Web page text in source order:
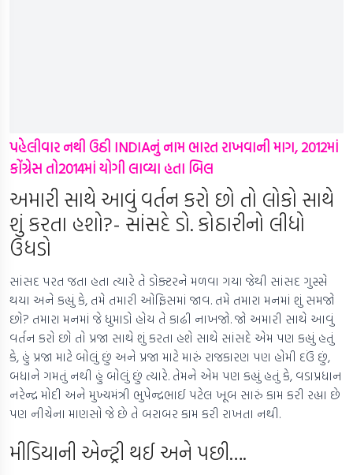
પહેલીવાર નથી ઉઠી INDIAનું નામ ભારત રાખવાની માગ, 2012માં
કોંગ્રેસ તો2014માં યોગી લાવ્યા હતા બિલ
અમારી સાથે આવું વર્તન કરો છો તો લોકો સાથે
શું કરતા હશો?- સાંસદે ડો. કોઠારીનો લીધો
ઉધડો
સાંસદ પરત જતા હતા ત્યારે તે ડોક્ટરને મળવા ગયા જેથી સાંસદ ગુસ્સે
થયા અને કહ્યું કે, તમે તમારી ઓફિસમાં જાવ. તમે તમારા મનમાં શું સમજો
છો? તમારા મનમાં જે ધુમાડો હોય તે કાઢી નાખજો. જો અમારી સાથે આવું
વર્તન કરો છો તો પ્રજા સાથે શું કરતા હશે સાથે સાંસદે એમ પણ કહ્યું હતું
કે, હું પ્રજા માટે બોલું છું અને પ્રજા માટે મારું રાજકારણ પણ હોમી દઉં છું,
બધાને ગમતું નથી હું બોલું છું ત્યારે. તેમને એમ પણ કહ્યું હતું કે, વડાપ્રધાન
નરેન્દ્ર મોદી અને મુખ્યમંત્રી ભુપેન્દ્રભાઈ પટેલ ખૂબ સારું કામ કરી રહ્યા છે
પણ નીચેના માણસો જે છે તે બરાબર કામ કરી રાખતા નથી.
મીડિયાની એન્ટ્રી થઈ અને પછી….